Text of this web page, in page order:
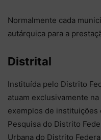
Normalmente cada
autárquica para a
Distrital
Instituída pelo Distrito
atuam exclusivamente
exemplos de instituições
Pesquisa do Distrito
Urbana do Distrito